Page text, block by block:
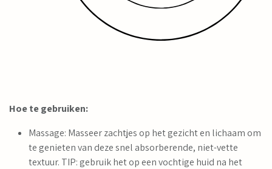
Hoe te gebruiken:
Massage: Masseer zachtjes op het gezicht en lichaam om
te genieten van deze snel absorberende, niet-vette
textuur. TIP: gebruik het op een vochtige huid na het